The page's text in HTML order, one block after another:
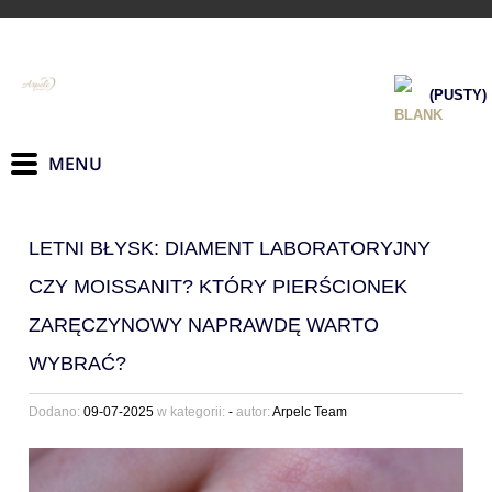
(PUSTY)
LETNI BŁYSK: DIAMENT LABORATORYJNY
CZY MOISSANIT? KTÓRY PIERŚCIONEK
ZARĘCZYNOWY NAPRAWDĘ WARTO
WYBRAĆ?
Dodano: 09-07-2025 w kategorii: - autor: Arpelc Team